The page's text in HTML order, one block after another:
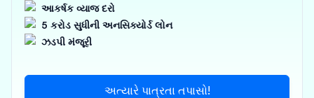
આકર્ષક વ્યાજ દરો
5 કરોડ સુધીની અનસિક્યોર્ડ લોન
ઝડપી મંજૂરી
અત્યારે પાત્રતા તપાસો!